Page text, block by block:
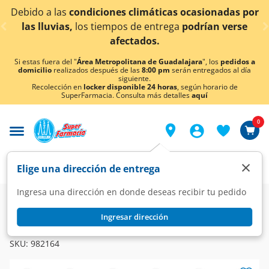
< div class="carousel-inner">
climáticas ocasionadas por
de entregapodrían verse
¡Ahora también en
Si estas fuera del "Área Metropolitana de Guadalajara", los pedidos a
domicilio realizados después de las8:00 pm serán entregados al día
siguiente.
Recolección en locker disponible 24 horas, según horario de
SuperFarmacia. Consulta más detallesaquí
Elige una dirección de entrega
Ingresa una dirección en donde deseas recibir tu pedido
Ingresar dirección
×
0
Farmacia Dermatología Antimicóticos
Mycelvan 250 mg, 30 Tabletas.
SKU: 982164